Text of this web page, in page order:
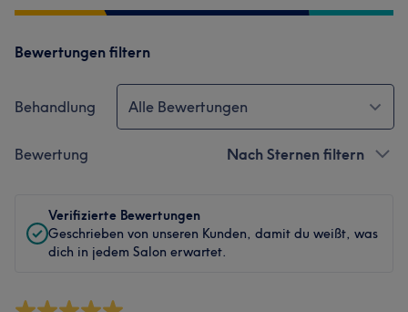
Bewertungen filtern
Behandlung Alle Bewertungen
Bewertung Nach Sternen filtern
Verifizierte Bewertungen
Geschrieben von unseren Kunden, damit du weißt, was
dich in jedem Salon erwartet.